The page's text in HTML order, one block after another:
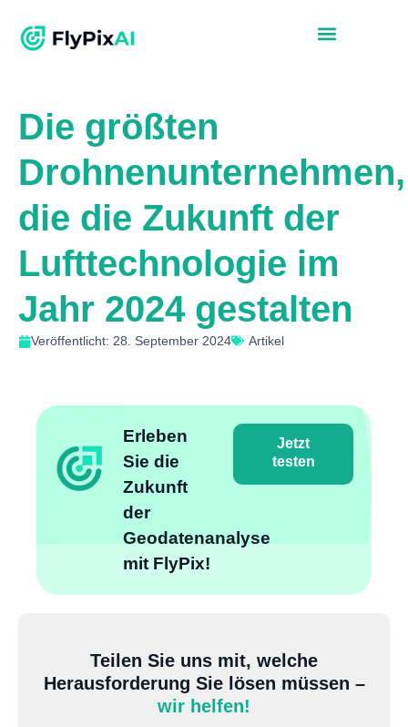
Die größten
Drohnenunternehmen,
die die Zukunft der
Lufttechnologie im
Jahr 2024 gestalten
Veröffentlicht: 28. September 2024 Artikel
Erleben
Sie die
Zukunft
der
Geodatenanalyse
mit FlyPix!
Jetzt
testen
Teilen Sie uns mit, welche
Herausforderung Sie lösen müssen –
wir helfen!